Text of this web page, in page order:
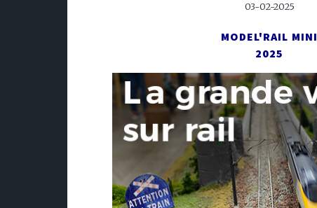
03-02-2025
MODEL'RAIL MINI
2025